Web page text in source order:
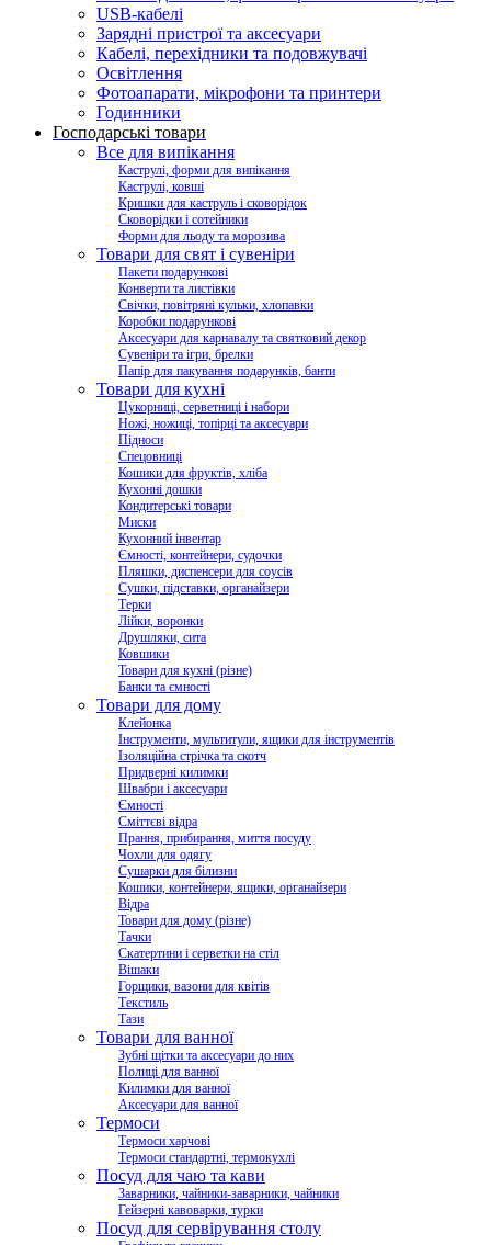
USB-кабелі
Зарядні пристрої та аксесуари
Кабелі, перехідники та подовжувачі
Освітлення
Фотоапарати, мікрофони та принтери
Годинники
Господарські товари
Все для випікання
Каструлі, форми для випікання
Каструлі, ковші
Кришки для каструль і сковорідок
Сковорідки і сотейники
Форми для льоду та морозива
Товари для свят і сувеніри
Пакети подарункові
Конверти та листівки
Свічки, повітряні кульки, хлопавки
Коробки подарункові
Аксесуари для карнавалу та святковий декор
Сувеніри та ігри, брелки
Папір для пакування подарунків, банти
Товари для кухні
Цукорниці, серветниці і набори
Ножі, ножиці, топірці та аксесуари
Підноси
Спецовниці
Кошики для фруктів, хліба
Кухонні дошки
Кондитерські товари
Миски
Кухонний інвентар
Ємності, контейнери, судочки
Пляшки, диспенсери для соусів
Сушки, підставки, органайзери
Терки
Лійки, воронки
Друшляки, сита
Ковшики
Товари для кухні (різне)
Банки та ємності
Товари для дому
Клейонка
Інструменти, мультитули, ящики для інструментів
Ізоляційна стрічка та скотч
Придверні килимки
Швабри і аксесуари
Ємності
Сміттєві відра
Прання, прибирання, миття посуду
Чохли для одягу
Сушарки для білизни
Кошики, контейнери, ящики, органайзери
Відра
Товари для дому (різне)
Тачки
Скатертини і серветки на стіл
Вішаки
Горщики, вазони для квітів
Текстиль
Тази
Товари для ванної
Зубні щітки та аксесуари до них
Полиці для ванної
Килимки для ванної
Аксесуари для ванної
Термоси
Термоси харчові
Термоси стандартні, термокухлі
Посуд для чаю та кави
Заварники, чайники-заварники, чайники
Гейзерні кавоварки, турки
Посуд для сервірування столу